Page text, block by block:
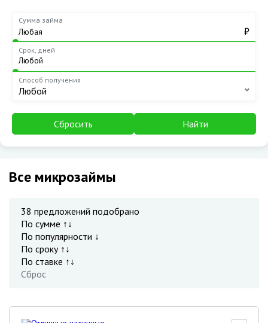
Сумма займа
₽
Срок, дней
Способ получения
Любой
Сбросить Найти
Все микрозаймы
38 предложений подобрано
По сумме ↑↓
По популярности ↓
По сроку ↑↓
По ставке ↑↓
Сброс